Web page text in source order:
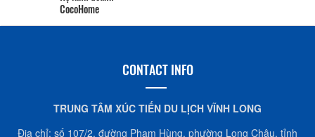
Hộ kinh doanh
CocoHome
CONTACT INFO
TRUNG TÂM XÚC TIẾN DU LỊCH VĨNH LONG